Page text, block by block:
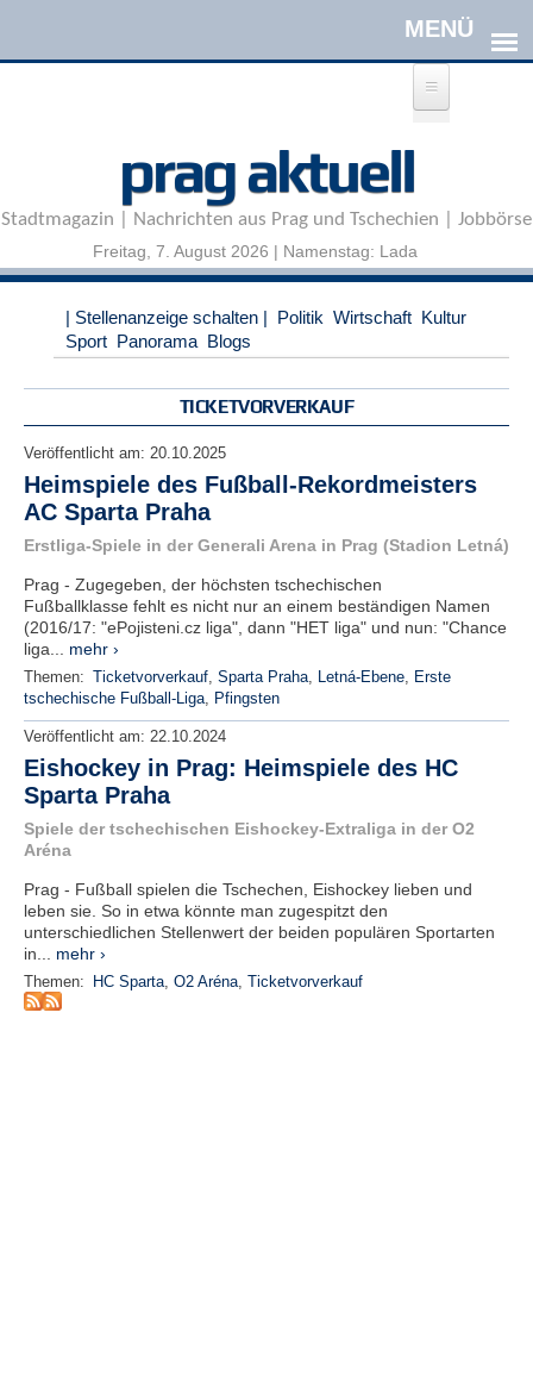
l
e
n
|
e
s
i
B
A
E
prag aktuell
Stadtmagazin | Nachrichten aus Prag und Tschechien | Jobbörse
Freitag, 7. August 2026 | Namenstag: Lada
| Stellenanzeige schalten | Politik Wirtschaft Kultur
Sport Panorama Blogs
TICKETVORVERKAUF
Veröffentlicht am: 20.10.2025
Heimspiele des Fußball-Rekordmeisters
AC Sparta Praha
Erstliga-Spiele in der Generali Arena in Prag (Stadion Letná)
Prag - Zugegeben, der höchsten tschechischen
Fußballklasse fehlt es nicht nur an einem beständigen Namen
(2016/17: "ePojisteni.cz liga", dann "HET liga" und nun: "Chance
liga... mehr ›
Themen: Ticketvorverkauf, Sparta Praha, Letná-Ebene, Erste
tschechische Fußball-Liga, Pfingsten
Veröffentlicht am: 22.10.2024
Eishockey in Prag: Heimspiele des HC
Sparta Praha
Spiele der tschechischen Eishockey-Extraliga in der O2
Aréna
Prag - Fußball spielen die Tschechen, Eishockey lieben und
leben sie. So in etwa könnte man zugespitzt den
unterschiedlichen Stellenwert der beiden populären Sportarten
in... mehr ›
Themen: HC Sparta, O2 Aréna, Ticketvorverkauf